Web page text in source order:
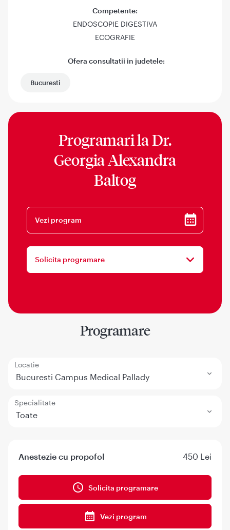
Competente:
ENDOSCOPIE DIGESTIVA
ECOGRAFIE
Ofera consultatii in judetele:
Bucuresti
Programari laDr.
Georgia Alexandra
Baltog
Vezi program
Solicita programare
Programare
Locatie
Bucuresti Campus Medical Pallady
Specialitate
Toate
Anestezie cu propofol 450 Lei
Solicita programare
Vezi program